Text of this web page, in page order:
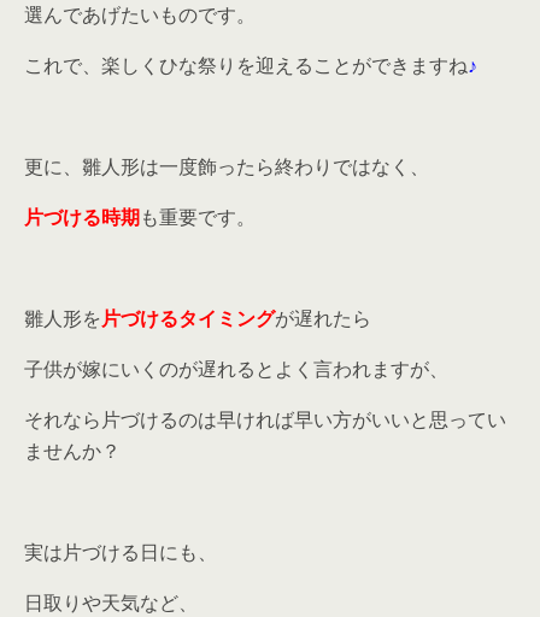
選んであげたいものです。
これで、楽しくひな祭りを迎えることができますね♪
更に、雛人形は一度飾ったら終わりではなく、
片づける時期も重要です。
雛人形を片づけるタイミングが遅れたら
子供が嫁にいくのが遅れるとよく言われますが、
それなら片づけるのは早ければ早い方がいいと思ってい
ませんか？
実は片づける日にも、
日取りや天気など、